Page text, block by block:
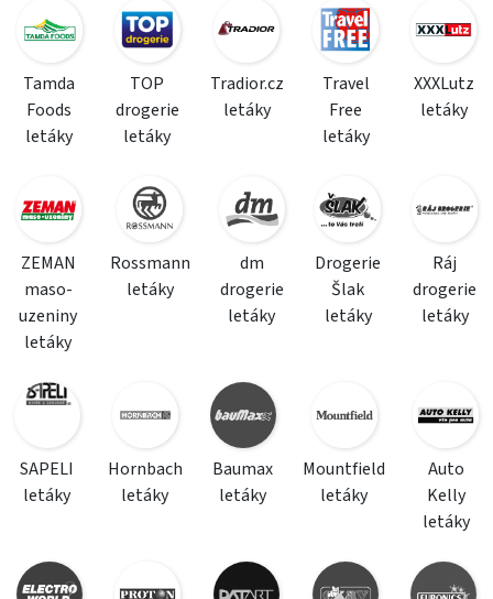
Tamda
Foods
letáky
TOP
drogerie
letáky
Tradior.cz
letáky
Travel
Free
letáky
XXXLutz
letáky
ZEMAN
maso-
uzeniny
letáky
Rossmann
letáky
dm
drogerie
letáky
Drogerie
Šlak
letáky
Ráj
drogerie
letáky
SAPELI
letáky
Hornbach
letáky
Baumax
letáky
Mountfield
letáky
Auto
Kelly
letáky